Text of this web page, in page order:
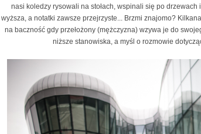
nasi koledzy rysowali na stołach, wspinali się po drzewach
wyższa, a notatki zawsze przejrzyste... Brzmi znajomo?
na baczność gdy przełożony (mężczyzna) wzywa je do
niższe stanowiska, a myśl o rozmowie